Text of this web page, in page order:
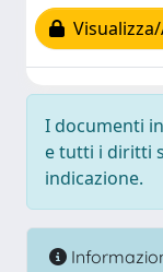
I documenti
e tutti i diritti
indicazione.